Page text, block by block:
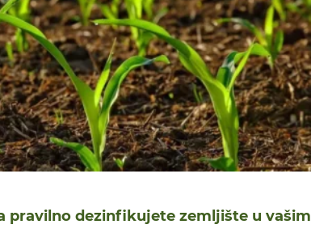
pravilno dezinfikujete zemljište u vašim